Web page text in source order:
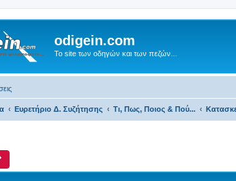
odigein.com
Το site των οδηγών και των πεζών...
Ευρετήριο Δ. Συζήτησης Τι, Πως, Ποιος & Πού...